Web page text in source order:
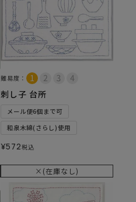
難易度：
刺し子 台所
メール便6個まで可
和泉木綿(さらし)使用
¥572税込
×(在庫なし)